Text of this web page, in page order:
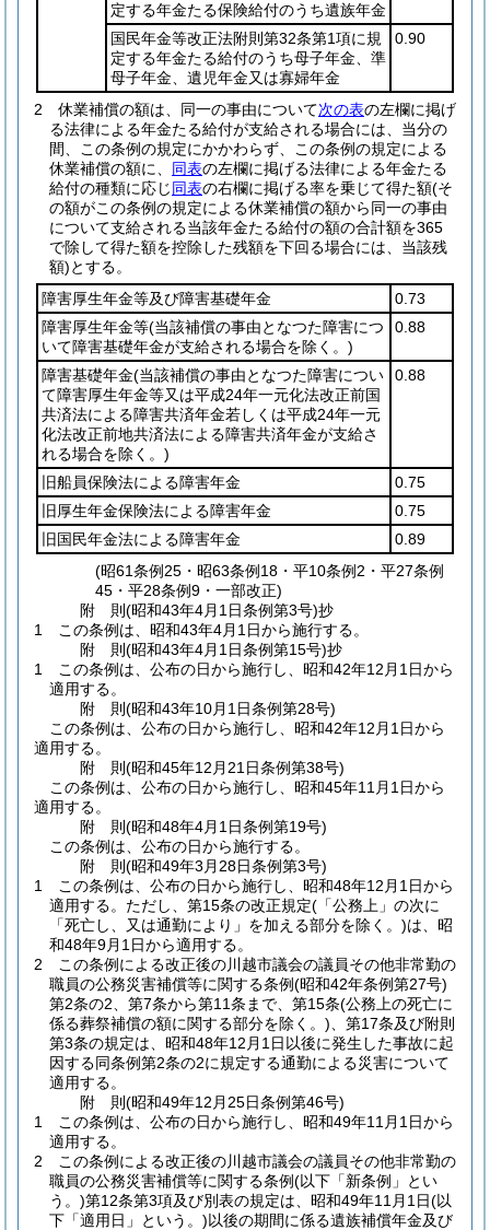
定する年金たる保険給付のうち遺族年金
国民年金等改正法附則第32条第1項に規
定する年金たる給付のうち母子年金、準
母子年金、遺児年金又は寡婦年金
0.90
2 休業補償の額は、同一の事由について次の表の左欄に掲げ
る法律による年金たる給付が支給される場合には、当分の
間、この条例の規定にかかわらず、この条例の規定による
休業補償の額に、 同表の左欄に掲げる法律による年金たる
給付の種類に応じ同表の右欄に掲げる率を乗じて得た額(そ
の額がこの条例の規定による休業補償の額から同一の事由
について支給される当該年金たる給付の額の合計額を365
で除して得た額を控除した残額を下回る場合には、当該残
額)とする。
障害厚生年金等及び障害基礎年金
0.73
障害厚生年金等(当該補償の事由となつた障害につ
いて障害基礎年金が支給される場合を除く。)
0.88
障害基礎年金(当該補償の事由となつた障害につい
て障害厚生年金等又は平成24年一元化法改正前国
共済法による障害共済年金若しくは平成24年一元
化法改正前地共済法による障害共済年金が支給さ
れる場合を除く。)
0.88
旧船員保険法による障害年金
0.75
旧厚生年金保険法による障害年金
0.75
旧国民年金法による障害年金
0.89
(昭61条例25・昭63条例18・平10条例2・平27条例
45・平28条例9・一部改正)
附 則(昭和43年4月1日条例第3号)抄
1
この条例は、昭和43年4月1日から施行する。
附 則(昭和43年4月1日条例第15号)抄
1
この条例は、公布の日から施行し、昭和42年12月1日から
適用する。
附 則(昭和43年10月1日条例第28号)
この条例は、公布の日から施行し、昭和42年12月1日から
適用する。
附 則(昭和45年12月21日条例第38号)
この条例は、公布の日から施行し、昭和45年11月1日から
適用する。
附 則(昭和48年4月1日条例第19号)
この条例は、公布の日から施行する。
附 則(昭和49年3月28日条例第3号)
1
この条例は、公布の日から施行し、昭和48年12月1日から
適用する。 ただし、第15条の改正規定(「公務上」の次に
「死亡し、又は通勤により」を加える部分を除く。)は、昭
和48年9月1日から適用する。
2
この条例による改正後の川越市議会の議員その他非常勤の
職員の公務災害補償等に関する条例(昭和42年条例第27号)
第2条の2、第7条から第11条まで、第15条(公務上の死亡に
係る葬祭補償の額に関する部分を除く。) 、第17条及び附則
第3条の規定は、昭和48年12月1日以後に発生した事故に起
因する同条例第2条の2に規定する通勤による災害について
適用する。
附 則(昭和49年12月25日条例第46号)
1
この条例は、公布の日から施行し、昭和49年11月1日から
適用する。
2
この条例による改正後の川越市議会の議員その他非常勤の
職員の公務災害補償等に関する条例(以下「新条例」とい
う。)第12条第3項及び別表の規定は、昭和49年11月1日(以
下「適用日」という。)以後の期間に係る遺族補償年金及び